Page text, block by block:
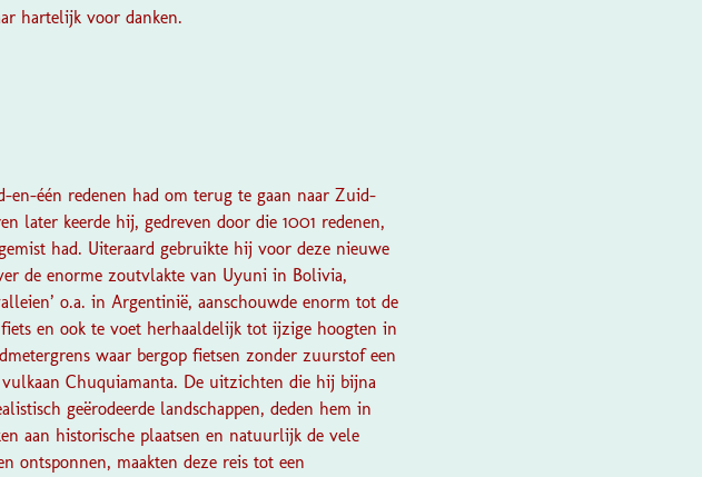
hartelijk voor danken.
en-één redenen had om terug te gaan naar Zuid-
later keerde hij, gedreven door die 1001 redenen,
had. Uiteraard gebruikte hij voor deze nieuwe
de enorme zoutvlakte van Uyuni in Bolivia,
o.a. in Argentinië, aanschouwde enorm tot de
en ook te voet herhaaldelijk tot ijzige hoogten in
waar bergop fietsen zonder zuurstof een
Chuquiamanta. De uitzichten die hij bijna
geërodeerde landschappen, deden hem in
aan historische plaatsen en natuurlijk de vele
ontsponnen, maakten deze reis tot een